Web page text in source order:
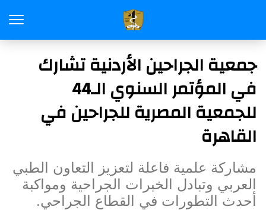
جمعية الجراحين الأردنية تشارك
في المؤتمر السنوي الـ44
للجمعية المصرية للجراحين في
القاهرة
مشاركة علمية فاعلة لتعزيز التعاون الطبي
العربي وتبادل الخبرات الجراحية ومواكبة
أحدث التطورات في القطاع الجراحي.